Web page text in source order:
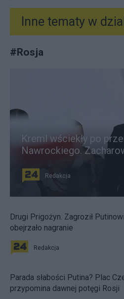
Inne tematy w
#Rosja
Kreml wściekły po
Nawrockiego.
Redakcja
Drugi Prigożyn. Zagroził
obejrzało nagranie
Redakcja
Parada słabości Putina? Plac
przypomina dawnej potęgi Rosji